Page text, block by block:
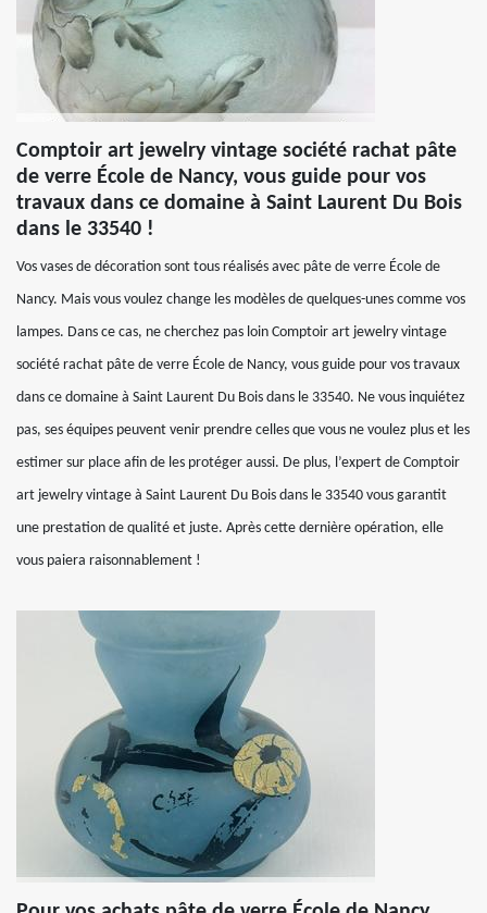
Comptoir art jewelry vintage société rachat pâte
de verre École de Nancy, vous guide pour vos
travaux dans ce domaine à Saint Laurent Du Bois
dans le 33540 !
Vos vases de décoration sont tous réalisés avec pâte de verre École de
Nancy. Mais vous voulez change les modèles de quelques-unes comme vos
lampes. Dans ce cas, ne cherchez pas loin Comptoir art jewelry vintage
société rachat pâte de verre École de Nancy, vous guide pour vos travaux
dans ce domaine à Saint Laurent Du Bois dans le 33540. Ne vous inquiétez
pas, ses équipes peuvent venir prendre celles que vous ne voulez plus et les
estimer sur place afin de les protéger aussi. De plus, l’expert de Comptoir
art jewelry vintage à Saint Laurent Du Bois dans le 33540 vous garantit
une prestation de qualité et juste. Après cette dernière opération, elle
vous paiera raisonnablement !